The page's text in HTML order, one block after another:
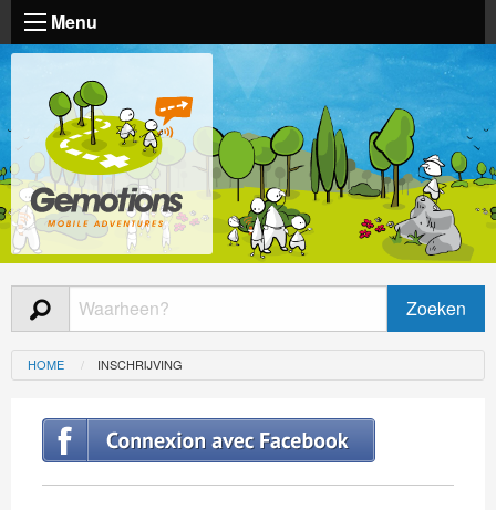
Menu
HOME INSCHRIJVING